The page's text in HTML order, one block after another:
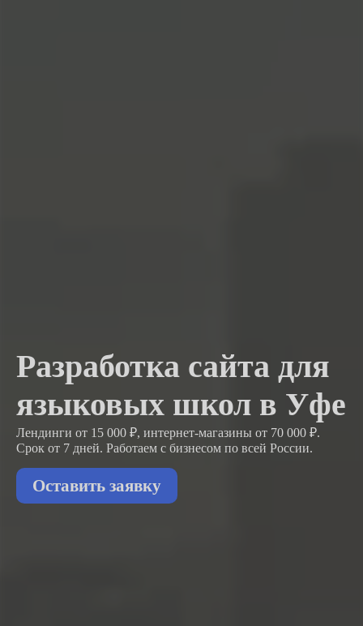
Разработка сайта для
языковых школ в Уфе
Лендинги от 15 000 ₽, интернет-магазины от 70 000 ₽.
Срок от 7 дней. Работаем с бизнесом по всей России.
Оставить заявку